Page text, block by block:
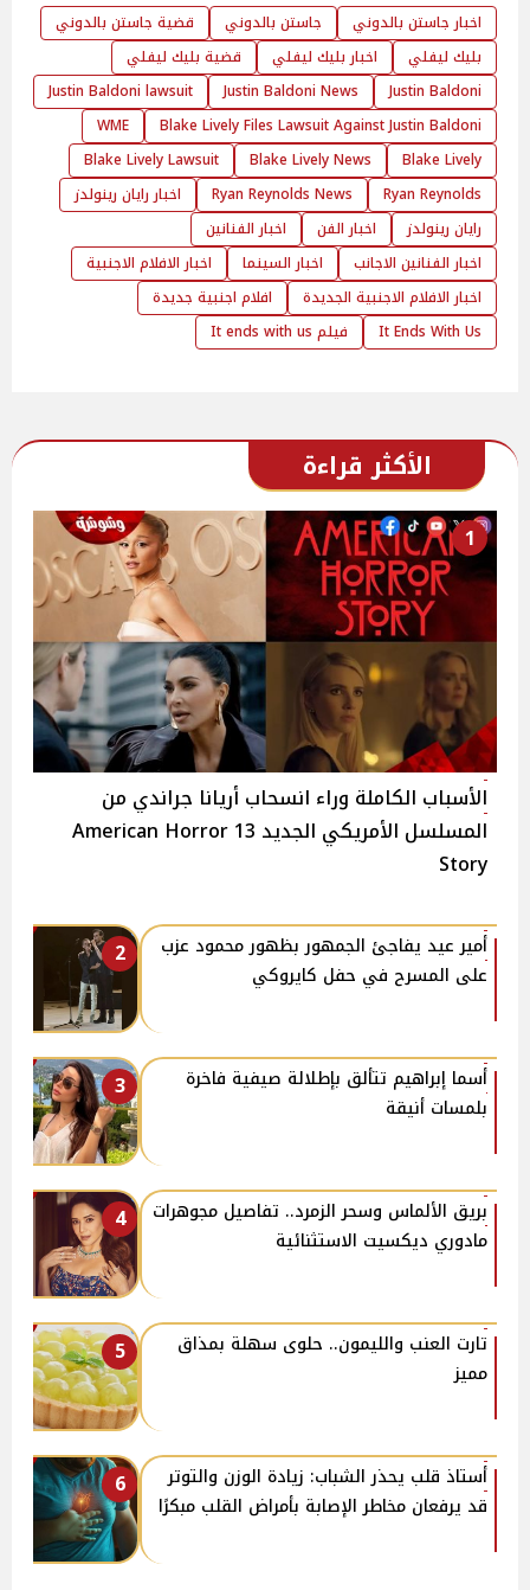
اخبار جاستن بالدوني جاستن بالدوني
قضية جاستن بالدوني
بليك ليفلي
اخبار بليك ليفلي
قضية بليك ليفلي
Justin Baldoni
Justin Baldoni News
Justin Baldoni lawsuit
Blake Lively Files Lawsuit Against Justin Baldoni
WME
Blake Lively
Blake Lively News
Blake Lively Lawsuit
Ryan Reynolds
Ryan Reynolds News
اخبار رايان رينولدز
رايان رينولدز
اخبار الفن
اخبار الفنانين
اخبار الفنانين الاجانب
اخبار السينما
اخبار الافلام الاجنبية
اخبار الافلام الاجنبية الجديدة
افلام اجنبية جديدة
It Ends With Us
فيلم It ends with us
الأكثر قراءة
1
الأسباب الكاملة وراء انسحاب أريانا جراندي من
المسلسل الأمريكي الجديد 13 American Horror
Story
2
أمير عيد يفاجئ الجمهور بظهور محمود عزب
على المسرح في حفل كايروكي
3
أسما إبراهيم تتألق بإطلالة صيفية فاخرة
بلمسات أنيقة
4
بريق الألماس وسحر الزمرد.. تفاصيل مجوهرات
مادوري ديكسيت الاستثنائية
5
تارت العنب والليمون.. حلوى سهلة بمذاق
مميز
6
أستاذ قلب يحذر الشباب: زيادة الوزن والتوتر
قد يرفعان مخاطر الإصابة بأمراض القلب مبكرًا